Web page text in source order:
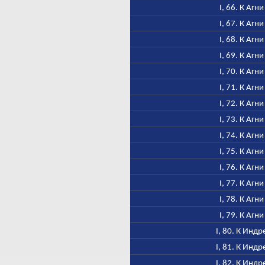
I, 66. К Агни
I, 67. К Агни
I, 68. К Агни
I, 69. К Агни
I, 70. К Агни
I, 71. К Агни
I, 72. К Агни
I, 73. К Агни
I, 74. К Агни
I, 75. К Агни
I, 76. К Агни
I, 77. К Агни
I, 78. К Агни
I, 79. К Агни
I, 80. К
I, 81. К
I, 82. К